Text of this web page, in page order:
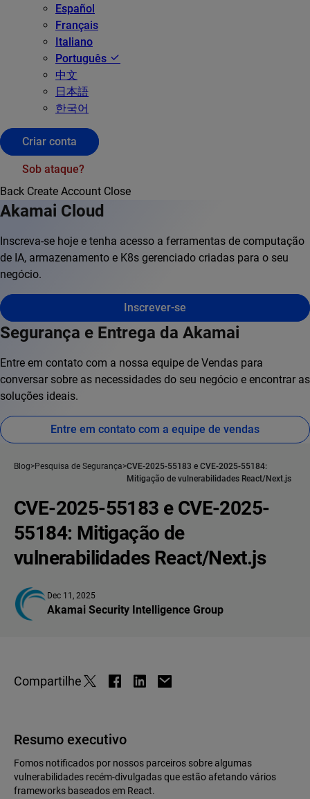
Español
Français
Italiano
Português
中文
日本語
한국어
Criar conta
Sob ataque?
Back Create Account Close
Akamai Cloud
Inscreva-se hoje e tenha acesso a ferramentas de computação
de IA, armazenamento e K8s gerenciado criadas para o seu
negócio.
Inscrever-se
Segurança e Entrega da Akamai
Entre em contato com a nossa equipe de Vendas para
conversar sobre as necessidades do seu negócio e encontrar as
soluções ideais.
Entre em contato com a equipe de vendas
Blog Pesquisa de Segurança CVE-2025-55183 e CVE-2025-55184:
Mitigação de vulnerabilidades React/Next.js
CVE-2025-55183 e CVE-2025-
55184: Mitigação de
vulnerabilidades React/Next.js
Dec 11, 2025
Akamai Security Intelligence Group
Compartilhe
Resumo executivo
Fomos notificados por nossos parceiros sobre algumas
vulnerabilidades recém-divulgadas que estão afetando vários
frameworks baseados em React.